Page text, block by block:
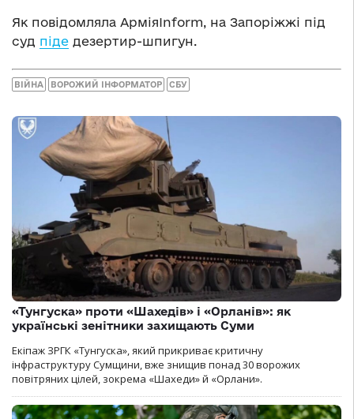
Як повідомляла АрміяInform, на Запоріжжі під
суд піде дезертир-шпигун.
ВІЙНА ВОРОЖИЙ ІНФОРМАТОР СБУ
«Тунгуска» проти «Шахедів» і «Орланів»: як
українські зенітники захищають Суми
Екіпаж ЗРГК «Тунгуска», який прикриває критичну
інфраструктуру Сумщини, вже знищив понад 30 ворожих
повітряних цілей, зокрема «Шахеди» й «Орлани».